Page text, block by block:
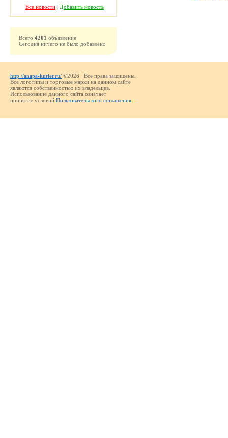
Все новости| Добавить новость
Всего 4201 объявление
Сегодня ничего не было добавлено
http://anapa-kurier.ru/ ©2026 Все права защищены.
Все логотипы и торговые марки на данном сайте
являются собственностью их владельцев.
Использование данного сайта означает
принятие условий Пользовательского соглашения